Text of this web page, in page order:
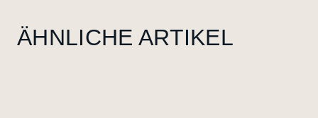
ÄHNLICHE ARTIKEL